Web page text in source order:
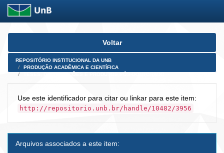
Skip
Voltar
REPOSITÓRIO INSTITUCIONAL DA UNB
PRODUÇÃO ACADÊMICA E CIENTÍFICA
Use este identificador para citar ou linkar para este item:
http://repositorio.unb.br/handle/10482/3956
Arquivos associados a este item: